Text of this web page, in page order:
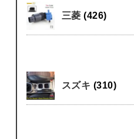
三菱(426)
スズキ (310)